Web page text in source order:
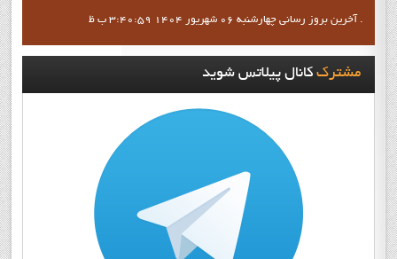
آخرين بروز رساني چهارشنبه 06 شهریور 1404 3:40:59 ب ظ .
مشترککانال پيلاتس شويد